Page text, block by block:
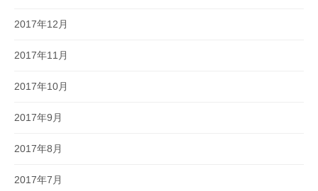
2017年12月
2017年11月
2017年10月
2017年9月
2017年8月
2017年7月